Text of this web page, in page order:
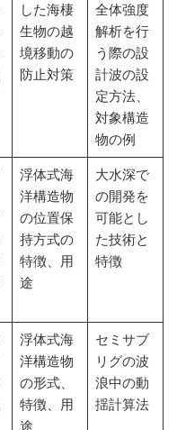
した海棲
生物の越
境移動の
防止対策
全体強度
解析を行
う際の設
計波の設
定方法、
対象構造
物の例
浮体式海
洋構造物
の位置保
持方式の
特徴、用
途
大水深で
の開発を
可能とし
た技術と
特徴
浮体式海
洋構造物
の形式、
特徴、用
途
セミサブ
リグの波
浪中の動
揺計算法